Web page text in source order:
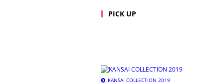
PICK UP
KANSAI COLLECTION 2019